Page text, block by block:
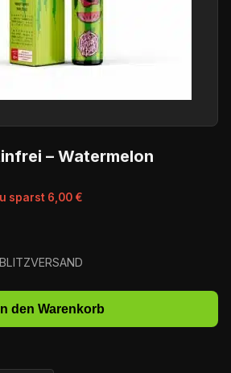
– Watermelon
sparst 6,00 €
In den Warenkorb